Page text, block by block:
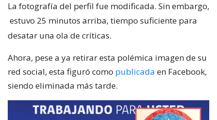
La fotografía del perfil fue modificada. Sin embargo,
estuvo 25 minutos arriba, tiempo suficiente para
desatar una ola de críticas.
Ahora, pese a ya retirar esta polémica imagen de su
red social, esta figuró como publicada en Facebook,
siendo eliminada más tarde.